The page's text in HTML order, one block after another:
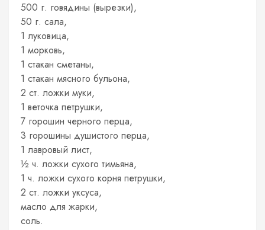
500 г. говядины (вырезки),
50 г. сала,
1 луковица,
1 морковь,
1 стакан сметаны,
1 стакан мясного бульона,
2 ст. ложки муки,
1 веточка петрушки,
7 горошин черного перца,
3 горошины душистого перца,
1 лавровый лист,
½ ч. ложки сухого тимьяна,
1 ч. ложки сухого корня петрушки,
2 ст. ложки уксуса,
масло для жарки,
соль.